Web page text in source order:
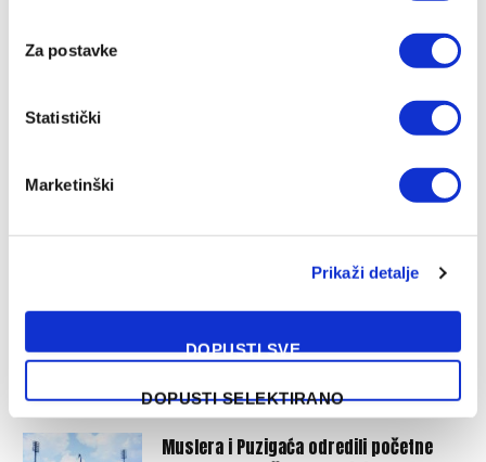
Za postavke
Statistički
Marketinški
Prikaži detalje
DOPUSTI SVE
DOPUSTI SELEKTIRANO
od Švedske
Muslera i Puzigaća odredili početne